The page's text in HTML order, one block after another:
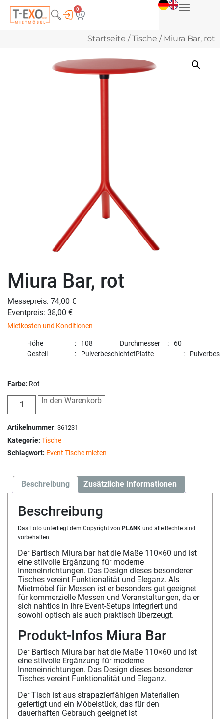
0
Startseite /Tische / Miura Bar, rot
Miura Bar, rot
Messepreis: 74,00 €
Eventpreis: 38,00 €
Mietkosten und Konditionen
Höhe 108 Durchmesser
60
Gestell
PulverbeschichtetPlatte
Farbe: Rot
In den Warenkorb
Artikelnummer: 361231
Kategorie: Tische
Schlagwort: Event Tische mieten
Beschreibung Zusätzliche Informationen
Beschreibung
Das Foto unterliegt dem Copyright von PLANK und alle Rechte sind
vorbehalten.
Der Bartisch Miura bar hat die Maße 110×60 und ist
eine stilvolle Ergänzung für moderne
Inneneinrichtungen. Das Design dieses besonderen
Tisches vereint Funktionalität und Eleganz. Als
Mietmöbel für Messen ist er besonders gut geeignet
für kommerzielle Messen und Veranstaltungen, da er
sich nahtlos in Ihre Event-Setups integriert und
sowohl optisch als auch praktisch überzeugt.
Produkt-Infos Miura Bar
Der Bartisch Miura bar hat die Maße 110×60 und ist
eine stilvolle Ergänzung für moderne
Inneneinrichtungen. Das Design dieses besonderen
Tisches vereint Funktionalität und Eleganz.
Der Tisch ist aus strapazierfähigen Materialien
gefertigt und ein Möbelstück, das für den
dauerhaften Gebrauch geeignet ist.